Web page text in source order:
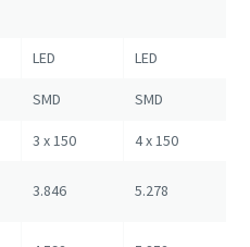
LED LED
SMD SMD
3 x 150 4 x 150
3.846 5.278